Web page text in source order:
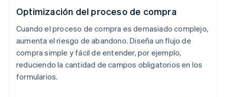
Optimización del proceso de compra
Cuando el proceso de compra es demasiado complejo,
aumenta el riesgo de abandono. Diseña un flujo de
compra simple y fácil de entender, por ejemplo,
reduciendo la cantidad de campos obligatorios en los
formularios.